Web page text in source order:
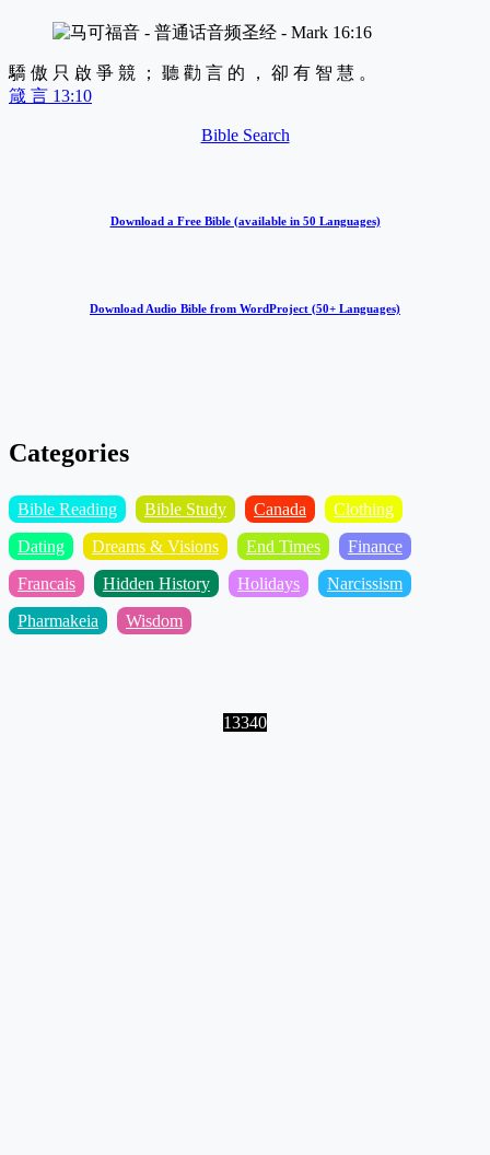
驕 傲 只 啟 爭 競 ； 聽 勸 言 的 ， 卻 有 智 慧 。
箴 言 13:10
Bible Search
Download a Free Bible (available in 50 Languages)
Download Audio Bible from WordProject (50+ Languages)
Categories
Bible Reading Bible Study Canada
Clothing
Dating
Dreams & Visions End Times
Finance
Francais
Hidden History Holidays
Narcissism
Pharmakeia
Wisdom
13340